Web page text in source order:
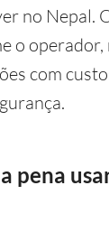
no Nepal.
o operador,
com
pena